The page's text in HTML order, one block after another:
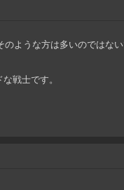
ような方は多いのではな
戦士です。